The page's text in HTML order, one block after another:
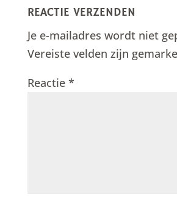
REACTIE VERZENDEN
Je e-mailadres wordt niet
Vereiste velden zijn
Reactie *